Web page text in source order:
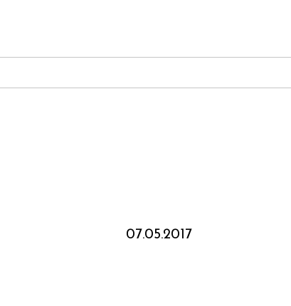
07.05.2017